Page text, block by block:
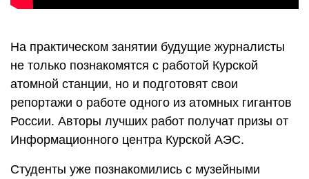
На практическом занятии будущие журналисты
не только познакомятся с работой Курской
атомной станции, но и подготовят свои
репортажи о работе одного из атомных гигантов
России. Авторы лучших работ получат призы от
Информационного центра Курской АЭС.
Студенты уже познакомились с музейными